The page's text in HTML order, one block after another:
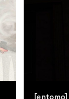
[entomo]